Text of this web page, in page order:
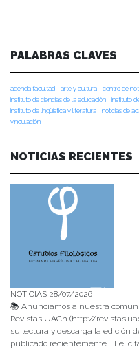
PALABRAS CLAVES
agenda facultad arte y cultura centro de
instituto de ciencias de la educación
instituto
instituto de lingüística y literatura
noticias de
vinculación
NOTICIAS RECIENTES
NOTICIAS 28/07/2026
📚 Anunciamos a nuestra
Revistas UACh (http://
su lectura y descarga la edición
publicado recientemente.